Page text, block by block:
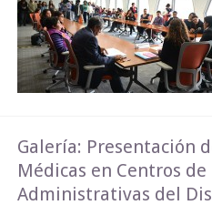
Galería: Presentación
Médicas en Centros
Administrativas del